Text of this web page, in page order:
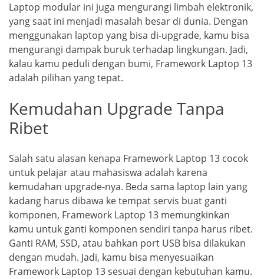
Laptop modular ini juga mengurangi limbah elektronik,
yang saat ini menjadi masalah besar di dunia. Dengan
menggunakan laptop yang bisa di-upgrade, kamu bisa
mengurangi dampak buruk terhadap lingkungan. Jadi,
kalau kamu peduli dengan bumi, Framework Laptop 13
adalah pilihan yang tepat.
Kemudahan Upgrade Tanpa
Ribet
Salah satu alasan kenapa Framework Laptop 13 cocok
untuk pelajar atau mahasiswa adalah karena
kemudahan upgrade-nya. Beda sama laptop lain yang
kadang harus dibawa ke tempat servis buat ganti
komponen, Framework Laptop 13 memungkinkan
kamu untuk ganti komponen sendiri tanpa harus ribet.
Ganti RAM, SSD, atau bahkan port USB bisa dilakukan
dengan mudah. Jadi, kamu bisa menyesuaikan
Framework Laptop 13 sesuai dengan kebutuhan kamu.